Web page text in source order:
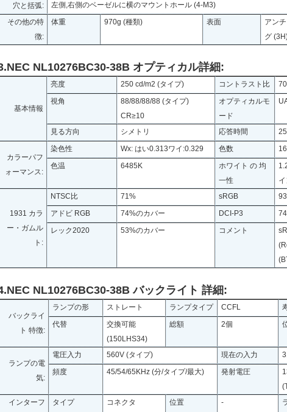
穴と括弧:
左側,右側のベーゼルに横のマウントホール (4-M3)
その他の特
徴:
体重 970g (種類) 表面
アン
グ
NL10276BC30-38B オプティカル詳細:
基本情報
亮度 250 cd/m2 (タイプ) コントラスト比
視角
88/88/88/88 (タイプ)
CR≥10
オプティカルモ
ード
見る方向 シメトリ 応答時間
カラーパフ
ォーマンス:
染色性 Wx: はい0.313ワイ:0.329 色数
色温
6485K
ホワイト の 均
一性
1931 カラ
ー・ガムル
ト:
NTSC比 71% sRGB
アドビ RGB
74%のカバー DCI-P3
レック2020
53%のカバー コメント
NL10276BC30-38B バックライト 詳細:
バックライ
ト 特徴:
ランプの形 ストレート ランプタイプ CCFL
代替
交換可能
(150LHS34)
総額 2個
ランプの電
気:
電圧入力 560V (タイプ) 現在の入力
頻度
45/54/65KHz (分/タイプ/最大) 発射電圧
インターフ
タイプ コネクタ 位置 -